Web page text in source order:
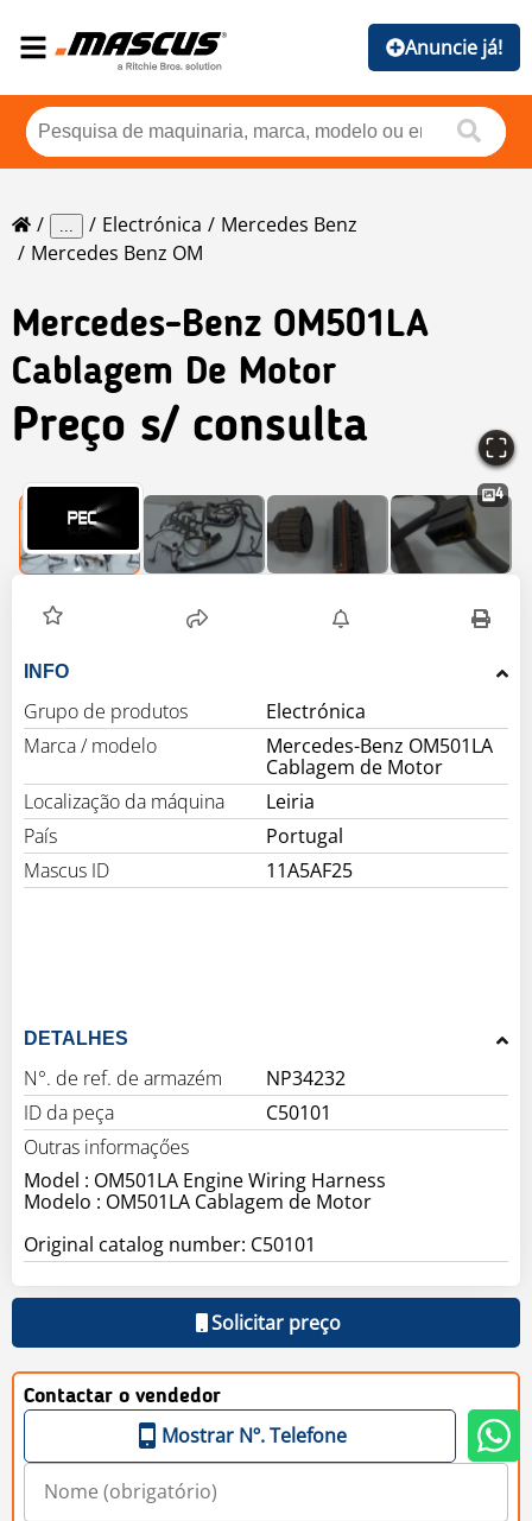
Anuncie já!
... Electrónica
Mercedes Benz
Mercedes Benz OM
Mercedes-Benz OM501LA
Cablagem De Motor
Preço s/ consulta
4
INFO
Grupo de produtos
Electrónica
Marca / modelo
Mercedes-Benz OM501LA
Cablagem de Motor
Localização da máquina
Leiria
País
Portugal
Mascus ID
11A5AF25
DETALHES
N°. de ref. de armazém
NP34232
ID da peça
C50101
Outras informaçőes
Model : OM501LA Engine Wiring Harness
Modelo : OM501LA Cablagem de Motor
Original catalog number: C50101
Solicitar preço
Contactar o vendedor
Mostrar Nº. Telefone